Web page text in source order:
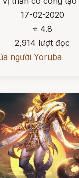
17-02-2020
⭐ 4.8
2,914 lượt đọc
người Yoruba